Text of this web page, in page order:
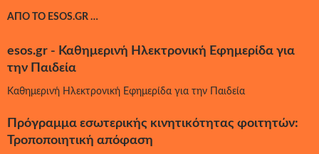
ΑΠΌ ΤΟ ESOS.GR …
esos.gr - Καθημερινή Ηλεκτρονική Εφημερίδα για
την Παιδεία
Καθημερινή Ηλεκτρονική Εφημερίδα για την Παιδεία
Πρόγραμμα εσωτερικής κινητικότητας φοιτητών:
Τροποποιητική απόφαση